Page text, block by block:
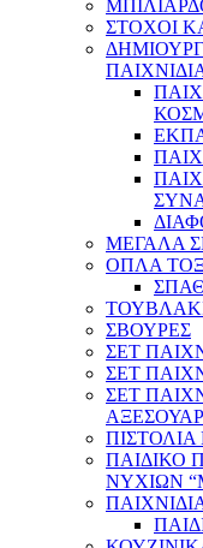
ΣΤΟΧΟΙ
ΜΕΓΑΛΑ
ΟΠΛΑ
ΣΒΟΥΡΕΣ
ΣΕΤ
ΣΕΤ
ΣΕΤ
ΑΞΕΣΟΥΑΡ
ΠΑΙΔΙΚΟ
ΝΥΧΙΩΝ